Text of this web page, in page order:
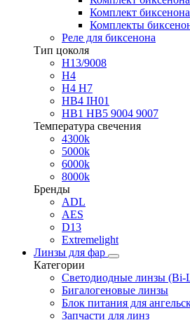
Комплект
Комплекты
Реле для биксенона
Тип цоколя
H13/9008
H4
H4 H7
HB4 IH01
HB1 HB5 9004 9007
Температура свечения
4300k
5000k
6000k
8000k
Бренды
ADL
AES
D13
Extremelight
Линзы для фар
Категории
Светодиодные линзы (Bi-
Бигалогеновые линзы
Блок питания для
Запчасти для линз